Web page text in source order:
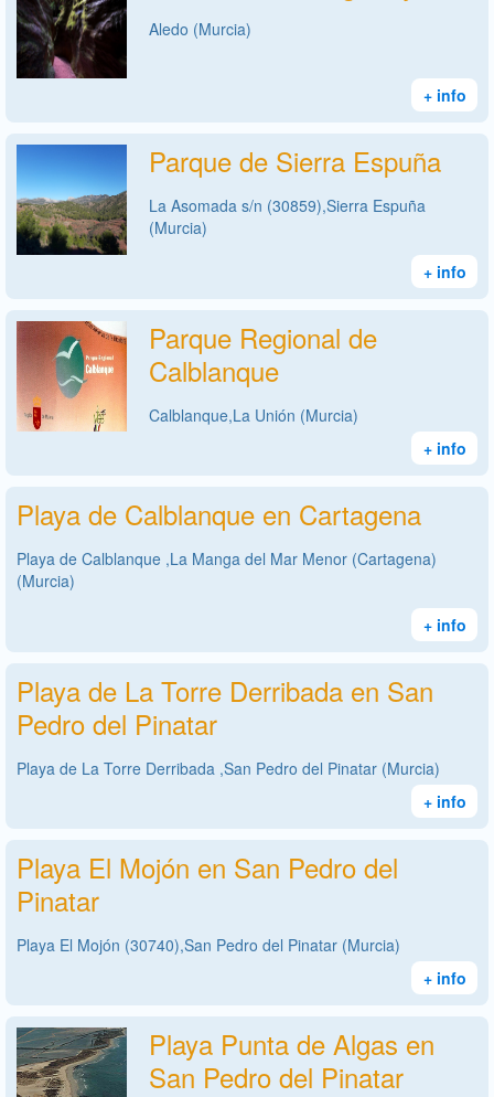
Aledo (Murcia)
+ info
Parque de Sierra Espuña
La Asomada s/n (30859),Sierra Espuña
(Murcia)
+ info
Parque Regional de
Calblanque
Calblanque,La Unión (Murcia)
+ info
Playa de Calblanque en Cartagena
Playa de Calblanque ,La Manga del Mar Menor (Cartagena)
(Murcia)
+ info
Playa de La Torre Derribada en San
Pedro del Pinatar
Playa de La Torre Derribada ,San Pedro del Pinatar (Murcia)
+ info
Playa El Mojón en San Pedro del
Pinatar
Playa El Mojón (30740),San Pedro del Pinatar (Murcia)
+ info
Playa Punta de Algas en
San Pedro del Pinatar